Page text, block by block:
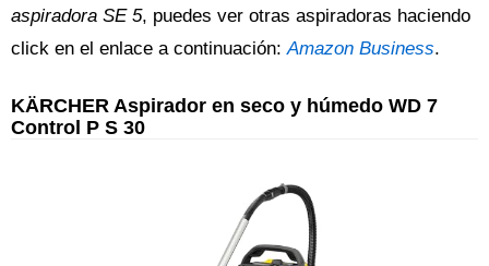
aspiradora SE 5, puedes ver otras aspiradoras haciendo
click en el enlace a continuación:Amazon Business.
KÄRCHER Aspirador en seco y húmedo WD 7
Control P S 30